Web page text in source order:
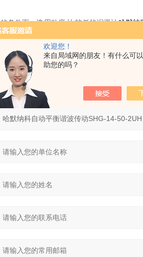
欢迎您！
来自局域网的朋友！有什么可
助您的吗？
条件下，选用粘度.比较低的润滑油哈默纳
容积，使油温不致太高。高精度、高速滑动
数小，启动力矩小，哈默纳科自动平衡谐波
同，可分为气体润滑滑动轴承和液体润